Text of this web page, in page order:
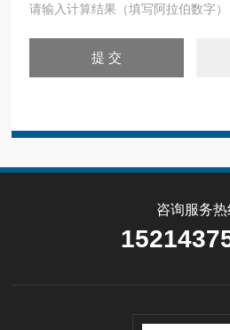
请输入计算结果（填写阿拉伯数字
咨询服务热